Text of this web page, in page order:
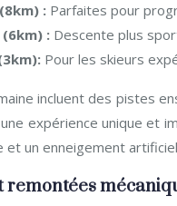
: Parfaites pour
: Descente plus
Pour les skieurs
incluent des pistes
expérience unique et
et un enneigement